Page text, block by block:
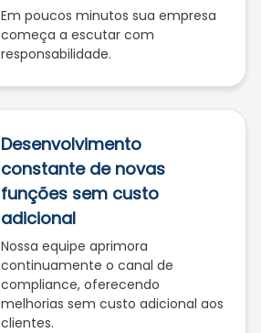
Em poucos minutos sua empresa
começa a escutar com
responsabilidade.
Desenvolvimento
constante de novas
funções sem custo
adicional
Nossa equipe aprimora
continuamente o canal de
compliance, oferecendo
melhorias sem custo adicional aos
clientes.